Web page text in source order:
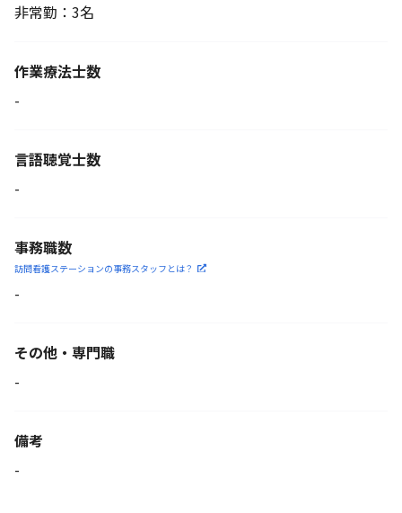
非常勤：3名
作業療法士数
-
言語聴覚士数
-
事務職数
訪問看護ステーションの事務スタッフとは？
-
その他・専門職
-
備考
-